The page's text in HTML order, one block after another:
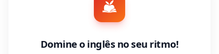
Domine o inglês no seu ritmo!